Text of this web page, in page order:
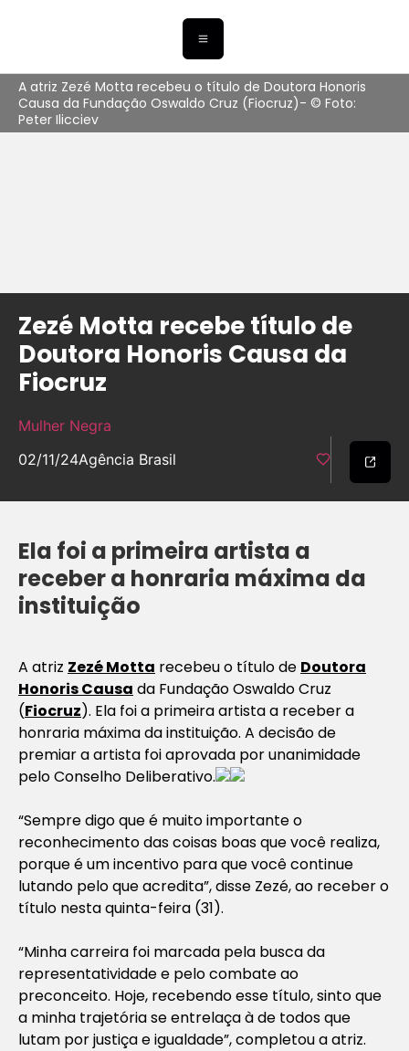
A atriz Zezé Motta recebeu o título de Doutora Honoris
Causa da Fundação Oswaldo Cruz (Fiocruz)- © Foto:
Peter Ilicciev
Zezé Motta recebe título de
Doutora Honoris Causa da
Fiocruz
Mulher Negra
02/11/24Agência Brasil
Ela foi a primeira artista a
receber a honraria máxima da
instituição
A atriz Zezé Motta recebeu o título de Doutora
Honoris Causa da Fundação Oswaldo Cruz
(Fiocruz). Ela foi a primeira artista a receber a
honraria máxima da instituição. A decisão de
premiar a artista foi aprovada por unanimidade
pelo Conselho Deliberativo.
“Sempre digo que é muito importante o
reconhecimento das coisas boas que você realiza,
porque é um incentivo para que você continue
lutando pelo que acredita”, disse Zezé, ao receber o
título nesta quinta-feira (31).
“Minha carreira foi marcada pela busca da
representatividade e pelo combate ao
preconceito. Hoje, recebendo esse título, sinto que
a minha trajetória se entrelaça à de todos que
lutam por justiça e igualdade”, completou a atriz.